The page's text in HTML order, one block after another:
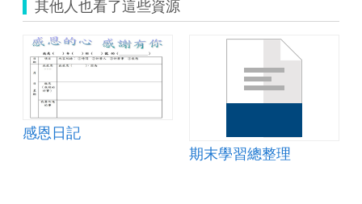
其他人也看了這些資源
感恩日記
期末學習總整理